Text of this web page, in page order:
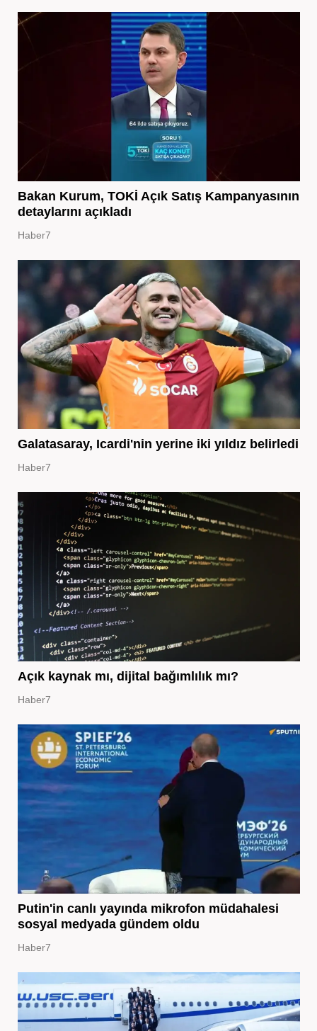
Bakan Kurum, TOKİ Açık Satış Kampanyasının
detaylarını açıkladı
Haber7
Galatasaray, Icardi'nin yerine iki yıldız belirledi
Haber7
Açık kaynak mı, dijital bağımlılık mı?
Haber7
Putin'in canlı yayında mikrofon müdahalesi
sosyal medyada gündem oldu
Haber7